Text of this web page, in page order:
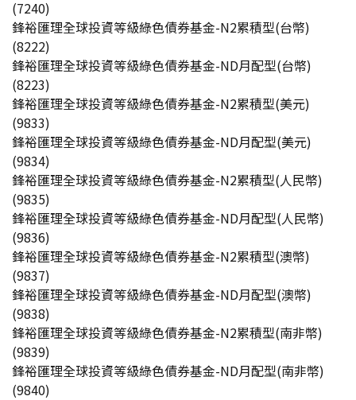
(7240)
鋒裕匯理全球投資等級綠色債券基金-N2累積型(台幣)
(8222)
鋒裕匯理全球投資等級綠色債券基金-ND月配型(台幣)
(8223)
鋒裕匯理全球投資等級綠色債券基金-N2累積型(美元)
(9833)
鋒裕匯理全球投資等級綠色債券基金-ND月配型(美元)
(9834)
鋒裕匯理全球投資等級綠色債券基金-N2累積型(人民幣)
(9835)
鋒裕匯理全球投資等級綠色債券基金-ND月配型(人民幣)
(9836)
鋒裕匯理全球投資等級綠色債券基金-N2累積型(澳幣)
(9837)
鋒裕匯理全球投資等級綠色債券基金-ND月配型(澳幣)
(9838)
鋒裕匯理全球投資等級綠色債券基金-N2累積型(南非幣)
(9839)
鋒裕匯理全球投資等級綠色債券基金-ND月配型(南非幣)
(9840)